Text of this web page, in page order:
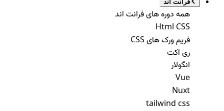
فرانت اند
همه دوره های فرانت اند
Html CSS
فریم ورک های CSS
ری اکت
انگولار
Vue
Nuxt
tailwind css